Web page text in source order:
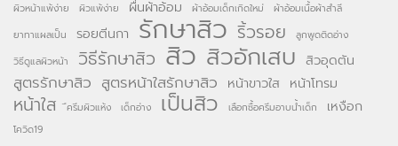
ผิวหน้าแพ้ง่าย ผิวแพ้ง่าย ผื่นผ้าอ้อม ผ้าอ้อมเด็กเกิดใหม่
ผ้าอ้อมเนื้อผ้าสำลี
ยาทาแผลเป็น
รอยตีนกา รักษาสิว ริ้วรอย
ลูกพูดติดอ่าง
วิธีดูแลผิวหน้า
วิธีรักษาสิว สิว สิวอักเสบ สิวอุดตัน
สูตรรักษาสิว สูตรหน้าใสรักษาสิว หน้าขาวใส หน้าโทรม
หน้าใส ึครีมผิวแห้ง เด็กอ่าง เป็นสิว เลือกซื้อครีมอาบน้ำเด็ก เหงือก
โควิด19